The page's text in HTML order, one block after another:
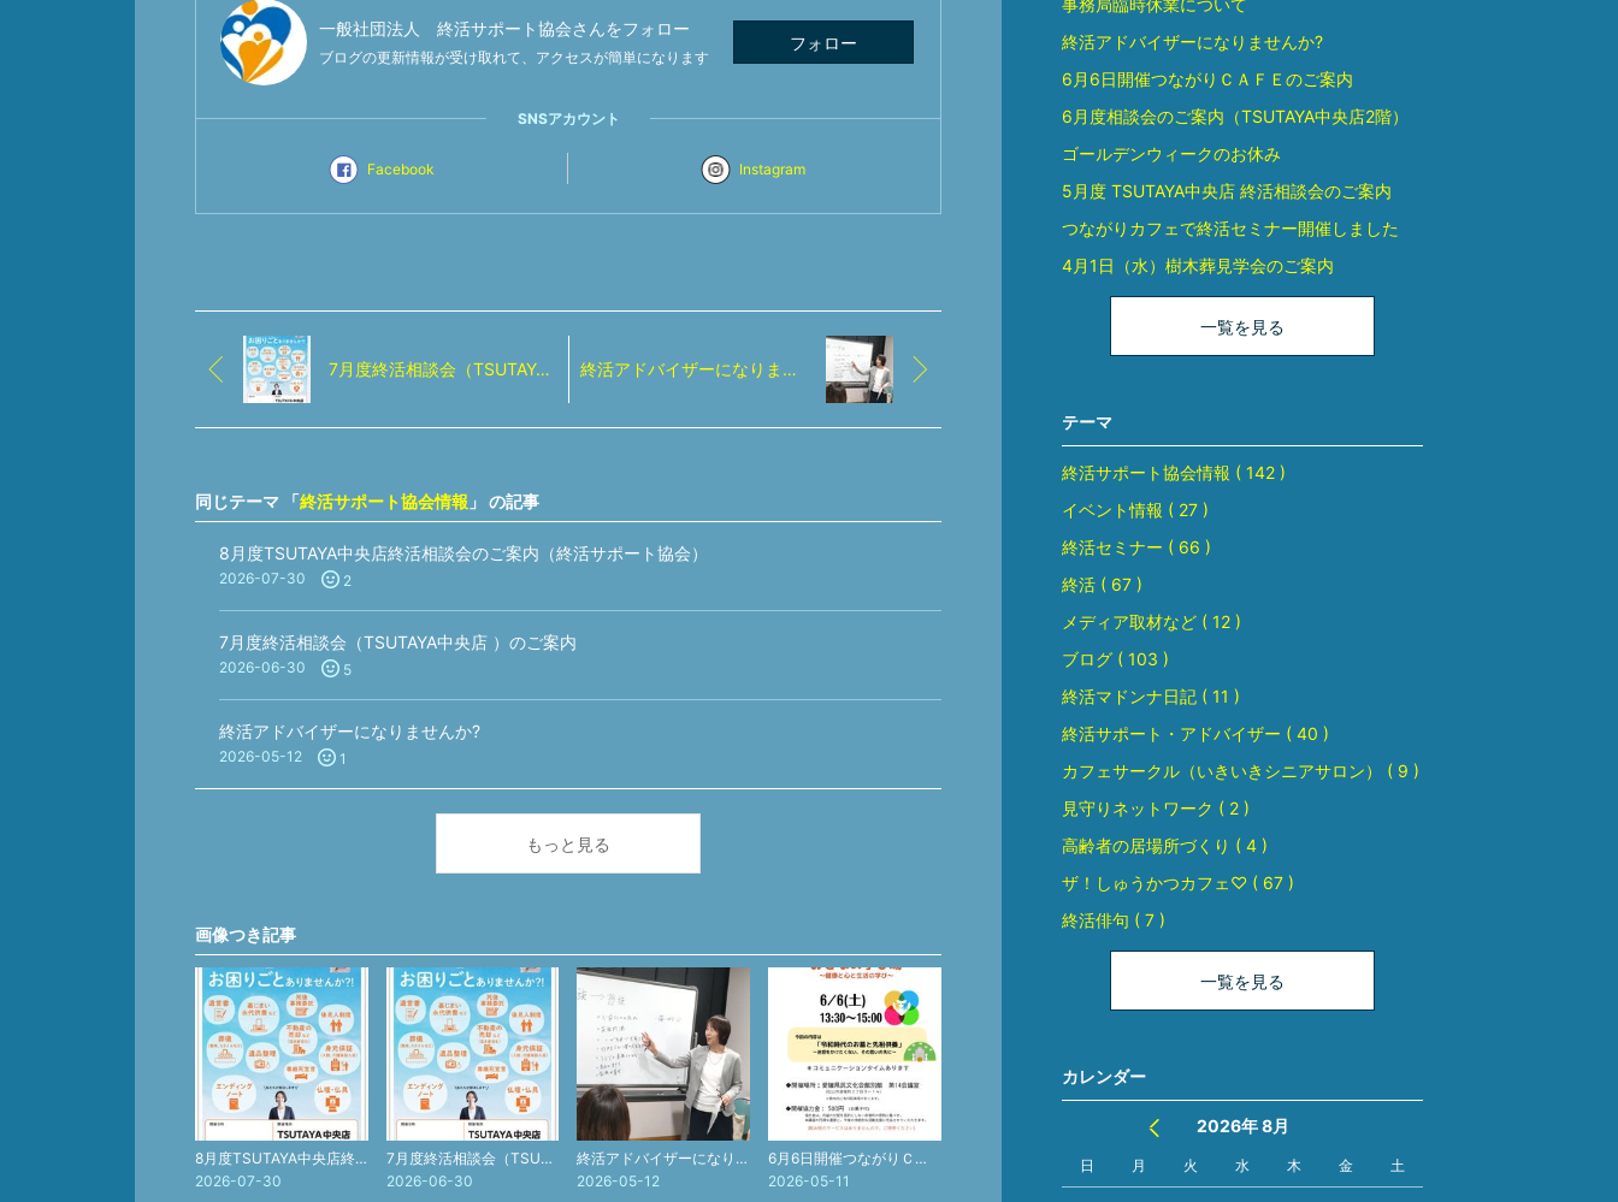
一般社団法人 終活サポート協会さんをフォロー
ブログの更新情報が受け取れて、アクセスが簡単になります
フォロー
SNSアカウント
Facebook Instagram
7月度終活相談会（TSUTAYA中央店 ）のご案内 終活アドバイザーになりませんか?
同じテーマ 「終活サポート協会情報 」 の記事
8月度TSUTAYA中央店終活相談会のご案内（終活サポート協会）
2026-07-30 2
7月度終活相談会（TSUTAYA中央店 ）のご案内
2026-06-30 5
終活アドバイザーになりませんか?
2026-05-12 1
もっと見る
画像つき記事
8月度TSUTAYA中央店終活相談会のご案内（終活サポート協会）
2026-07-30
7月度終活相談会（TSUTAYA中央店 ）のご案内
2026-06-30
終活アドバイザーになりませんか?
2026-05-12
6月6日開催つながりＣＡＦＥのご案内
2026-05-11
事務局臨時休業について
終活アドバイザーになりませんか?
6月6日開催つながりＣＡＦＥのご案内
6月度相談会のご案内（TSUTAYA中央店2階）
ゴールデンウィークのお休み
5月度 TSUTAYA中央店 終活相談会のご案内
つながりカフェで終活セミナー開催しました
4月1日（水）樹木葬見学会のご案内
一覧を見る
テーマ
終活サポート協会情報 ( 142 )
イベント情報 ( 27 )
終活セミナー ( 66 )
終活 ( 67 )
メディア取材など ( 12 )
ブログ ( 103 )
終活マドンナ日記 ( 11 )
終活サポート・アドバイザー ( 40 )
カフェサークル（いきいきシニアサロン） ( 9 )
見守りネットワーク ( 2 )
高齢者の居場所づくり ( 4 )
ザ！しゅうかつカフェ♡ ( 67 )
終活俳句 ( 7 )
一覧を見る
カレンダー
2026年 8月
日 月 火 水 木 金 土